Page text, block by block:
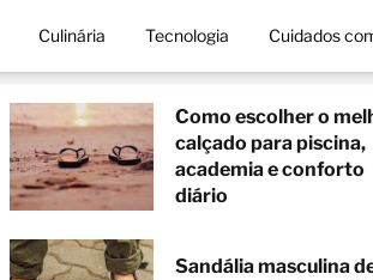
Culinária Tecnologia Cuidados
Como escolher o
calçado para piscina,
academia e conforto
diário
Sandália masculina